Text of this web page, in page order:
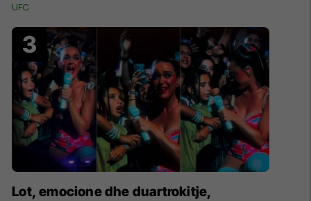
UFC
Lot, emocione dhe duartrokitje,